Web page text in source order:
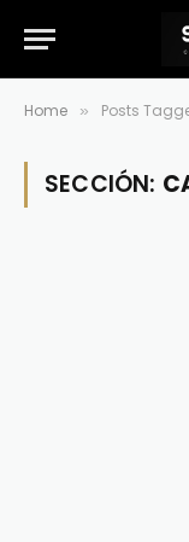
Home » Posts
SECCIÓN: